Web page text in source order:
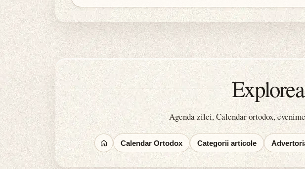
Agenda zilei, Calendar ortodox,
Calendar Ortodox Categorii articole